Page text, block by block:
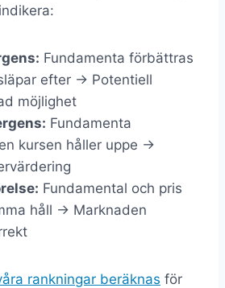
Fundamenta förbättras
efter → Potentiell
möjlighet
Fundamenta
kursen håller uppe →
Fundamental och pris
håll → Marknaden
rankningar beräknas för